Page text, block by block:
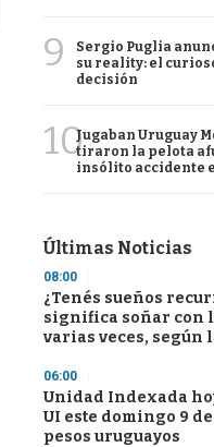
9
Sergio Puglia
su reality: el
decisión
10Jugaban Uruguay
tiraron la pelota
insólito accidente
Últimas Noticias
08:00
¿Tenés sueños
significa soñar con
varias veces, según
06:00
Unidad Indexada
UI este domingo 9
pesos uruguayos